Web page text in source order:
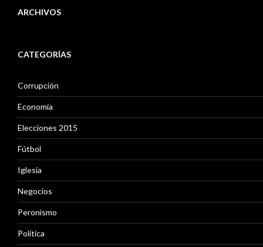
ARCHIVOS
c
v
o
s
CATEGORÍAS
Corrupción
Economía
Elecciones 2015
Fútbol
Iglesia
Negocios
Peronismo
Política